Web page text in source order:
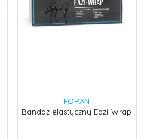
FORAN
Bandaż elastyczny Eazi-Wrap